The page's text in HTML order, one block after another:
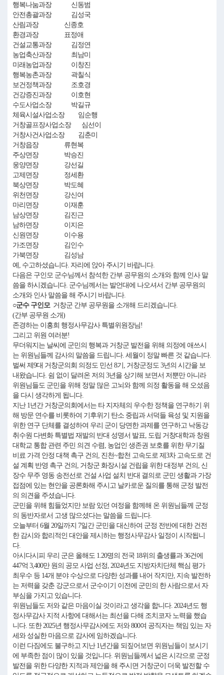
행복나눔과장 신동범
안전총괄과장 김성국
산림과장 신종호
환경과장 표정애
건설교통과장 김정연
농업축산과장 최남미
미래농업과장 이창진
행복농촌과장 곽칠식
보건정책과장 조호경
건강증진과장 이호현
수도사업소장 박길규
체육시설사업소장 임순행
거창골프장사업소장 심선이
거창사건사업소장 김춘미
거창읍장 류현복
주상면장 박승진
웅양면장 강선길
고제면장 정세환
북상면장 박도혜
위천면장 강신여
마리면장 이재훈
남상면장 김진근
남하면장 이지은
신원면장 이수용
가조면장 김인수
가북면장 김성남
예, 수고하셨습니다. 자리에 앉아 주시기 바랍니다.
다음은 구인모 군수님께서 참석한 간부 공무원의 소개와 함께 인사 말
씀을 하시겠습니다. 군수님께서는 발언대에 나오셔서 간부 공무원의
소개와 인사 말씀을 해 주시기 바랍니다.
○군수 구인모거창군 간부 공무원을 소개해 드리겠습니다.
(간부 공무원 소개)
존경하는 이홍희 행정사무감사 특별위원장님!
그리고 위원 여러분!
무더워지는 날씨에 군민의 행복과 거창군 발전을 위해 의정에 애쓰시
는 위원님들께 감사의 말씀을 드립니다. 세월이 정말 빠른 것 같습니다.
벌써 제9대 거창군의회 의정도 민선 8기, 거창군정도 3년의 시간을 보
내왔습니다. 쉼 없이 달려온 저의 3년을 상기해 보면서 저뿐만 아니라
위원님들도 군민을 위해 정말 많은 고뇌와 함께 의정 활동을 해 오셨음
을 다시 생각하게 됩니다.
지난 1년간 거창군의회에서는 타 지자체의 우수한 정책을 연구하기 위
해 방문 연수를 비롯하여 기후위기 탄소 중립과 서덕들 육성 및 지원을
위한 연구 단체를 결성하여 우리 군이 당면한 과제를 연구하고 낙동강
취수원 다변화 특별법 재발의 반대 성명서 발표, 도립 거창대학과 창원
대학교 통합 관련 주민 의견 수렴, 농업인 생존권 보호를 위한 무기질
비료 가격 안정 대책 촉구 건의, 진천~합천 고속도로 제3차 고속도로 건
설 계획 반영 촉구 건의, 거창군 화장시설 건립을 위한 대정부 건의, 신
장수 무주 영동 송전선로 건설 사업 설치 반대 결의로 군민 생활과 가장
접점에 있는 현안을 공론화해 주시고 날카로운 질의를 통해 군정 발전
의 의견을 주셨습니다.
군민을 위해 힘들었지만 보람 있던 여정을 함께해 온 위원님들께 군정
의 동반자로서 고생 많으셨다는 말씀을 드립니다.
오늘부터 6월 20일까지 7일간 군민을 대신하여 군정 전반에 대한 건전
한 감시와 합리적인 대안을 제시하는 행정사무감사 일정이 시작됩니
다.
아시다시피 우리 군은 올해도 1.20명의 전국 18위의 출생률과 36건에
447억 3,400만 원의 공모 사업 선정, 2024년도 지방자치단체 핵심 평가
최우수 등 14개 분야 수상으로 다양한 성과를 내어 작지만, 지속 발전하
는 저력을 갖춘 강군으로서 군수이기 이전에 군민의 한 사람으로서 자
부심을 가지고 있습니다.
위원님들도 저와 같은 마음이실 것이라고 생각을 합니다. 2024년도 행
정사무감사 지적 사항에 대해서는 최선을 다해 조치코자 노력을 했습
니다. 또한 2025년 행정사무감사에도 저와 800여 공직자는 책임 있는 자
세와 성실한 마음으로 감사에 임하겠습니다.
이런 다짐에도 불구하고 지난 1년간을 되짚어보면 위원님들이 보시기
에 부족한 점이 많이 있을 것입니다. 위원님들께서 넓은 시각으로 군정
발전을 위한 다양한 지적과 제안을 해 주시면 거창군이 더욱 발전할 수